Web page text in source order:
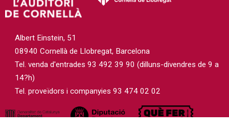
Albert Einstein, 51
08940 Cornellà de Llobregat, Barcelona
Tel. venda d'entrades 93 492 39 90 (dilluns-divendres de 9 a
14?h)
Tel. proveïdors i companyies 93 474 02 02